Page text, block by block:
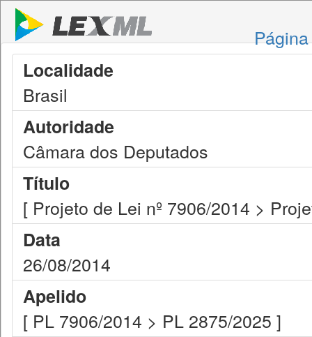
Localidade
Brasil
Autoridade
Câmara dos Deputados
Título
[ Projeto de Lei nº 7906/2014 >
Data
26/08/2014
Apelido
[ PL 7906/2014 > PL 2875/2025 ]